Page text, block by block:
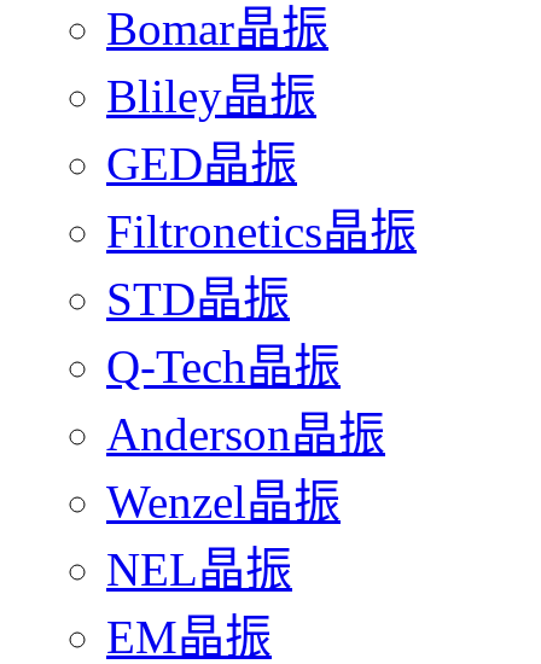
Bomar晶振
Bliley晶振
GED晶振
Filtronetics晶振
STD晶振
Q-Tech晶振
Anderson晶振
Wenzel晶振
NEL晶振
EM晶振